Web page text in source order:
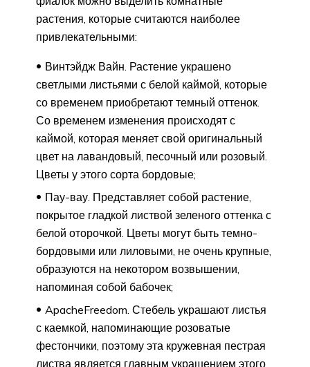
растения, которые считаются наиболее
привлекательными:
Винтэйдж Вайн. Растение украшено
светлыми листьями с белой каймой, которые
со временем приобретают темный оттенок.
Со временем изменения происходят с
каймой, которая меняет свой оригинальный
цвет на лавандовый, песочный или розовый.
Цветы у этого сорта бордовые;
Пау-вау. Представляет собой растение,
покрытое гладкой листвой зеленого оттенка с
белой оторочкой. Цветы могут быть темно-
бордовыми или лиловыми, не очень крупные,
образуются на некотором возвышении,
напоминая собой бабочек;
ApacheFreedom. Стебель украшают листья
с каемкой, напоминающие розоватые
фестончики, поэтому эта кружевная пестрая
листва является главным украшением этого